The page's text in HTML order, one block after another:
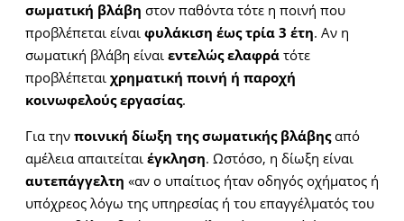
σωματική βλάβη στον παθόντα τότε η ποινή που
προβλέπεται είναι φυλάκιση έως τρία 3 έτη. Αν η
σωματική βλάβη είναι εντελώς ελαφρά τότε
προβλέπεται χρηματική ποινή ή παροχή
κοινωφελούς εργασίας.
Για την ποινική δίωξη της σωματικής βλάβηςαπό
αμέλεια απαιτείται έγκληση. Ωστόσο, η δίωξη είναι
αυτεπάγγελτη «αν ο υπαίτιος ήταν οδηγός οχήματος ή
υπόχρεος λόγω της υπηρεσίας ή του επαγγέλματός του